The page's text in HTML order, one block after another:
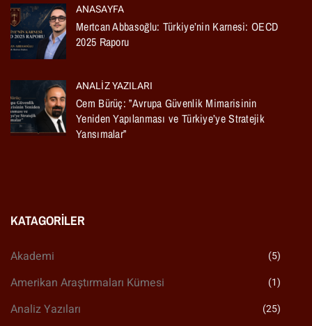
ANASAYFA
Mertcan Abbasoğlu: Türkiye’nin Karnesi: OECD
2025 Raporu
ANALIZ YAZILARI
Cem Bürüç: ”Avrupa Güvenlik Mimarisinin
Yeniden Yapılanması ve Türkiye’ye Stratejik
Yansımalar”
KATAGORILER
Akademi (5)
Amerikan Araştırmaları Kümesi (1)
Analiz Yazıları (25)